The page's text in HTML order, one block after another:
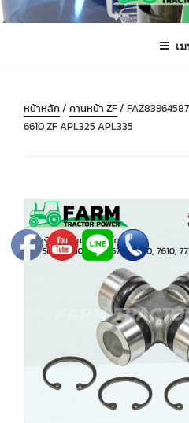
ข้ามFARMING PARTS
ฟาร์มมิ่งพาร์ทไดเร็ค อะไหล่ รถไถ แ
เ
หน้าหลัก/ คานหน้า ZF/
6610 ZF APL325 APL335